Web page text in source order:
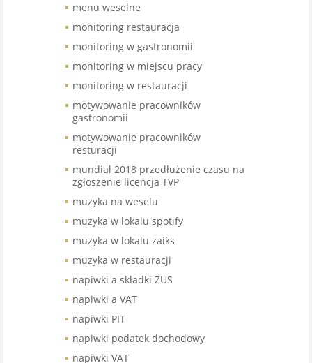
menu weselne
monitoring restauracja
monitoring w gastronomii
monitoring w miejscu pracy
monitoring w restauracji
motywowanie pracowników
gastronomii
motywowanie pracowników
resturacji
mundial 2018 przedłużenie czasu na
zgłoszenie licencja TVP
muzyka na weselu
muzyka w lokalu spotify
muzyka w lokalu zaiks
muzyka w restauracji
napiwki a składki ZUS
napiwki a VAT
napiwki PIT
napiwki podatek dochodowy
napiwki VAT